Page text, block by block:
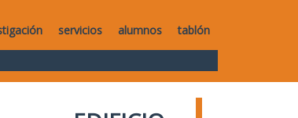
servicios alumnos tablón